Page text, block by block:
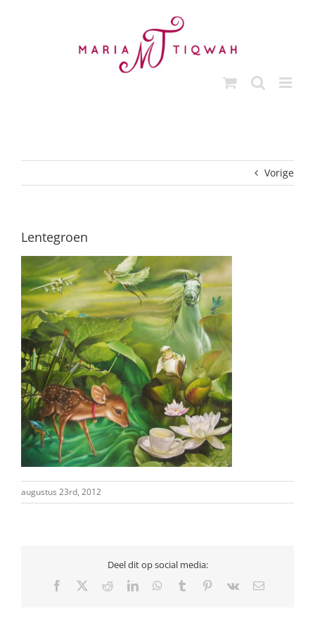
Vorige
Lentegroen
augustus 23rd, 2012
Deel dit op social media:
Facebook RedditLinkedInWhatsApp
Tumblr Pinterest
Vk
E-